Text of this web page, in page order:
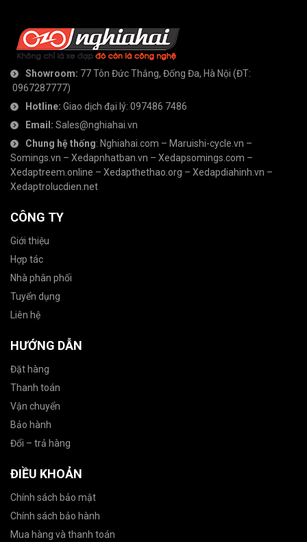
Showroom: 77 Tôn Đức Thắng, Đống Đa, Hà Nội (ĐT:
0967287777)
Hotline: Giao dịch đại lý: 097486 7486
Email: Sales@nghiahai.vn
Chung hệ thống: Nghiahai.com – Maruishi-cycle.vn –
Somings.vn – Xedapnhatban.vn – Xedapsomings.com –
Xedaptreem.online – Xedapthethao.org – Xedapdiahinh.vn –
Xedaptrolucdien.net
CÔNG TY
Giới thiệu
Hợp tác
Nhà phân phối
Tuyển dụng
Liên hệ
HƯỚNG DẪN
Đặt hàng
Thanh toán
Vận chuyển
Bảo hành
Đổi – trả hàng
ĐIỀU KHOẢN
Chính sách bảo mật
Chính sách bảo hành
Mua hàng và thanh toán